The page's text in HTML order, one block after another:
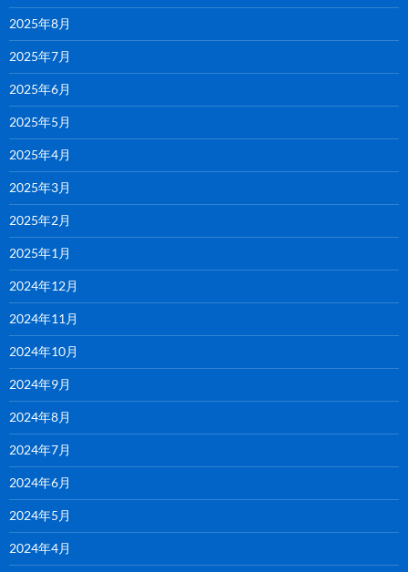
2025年8月
2025年7月
2025年6月
2025年5月
2025年4月
2025年3月
2025年2月
2025年1月
2024年12月
2024年11月
2024年10月
2024年9月
2024年8月
2024年7月
2024年6月
2024年5月
2024年4月